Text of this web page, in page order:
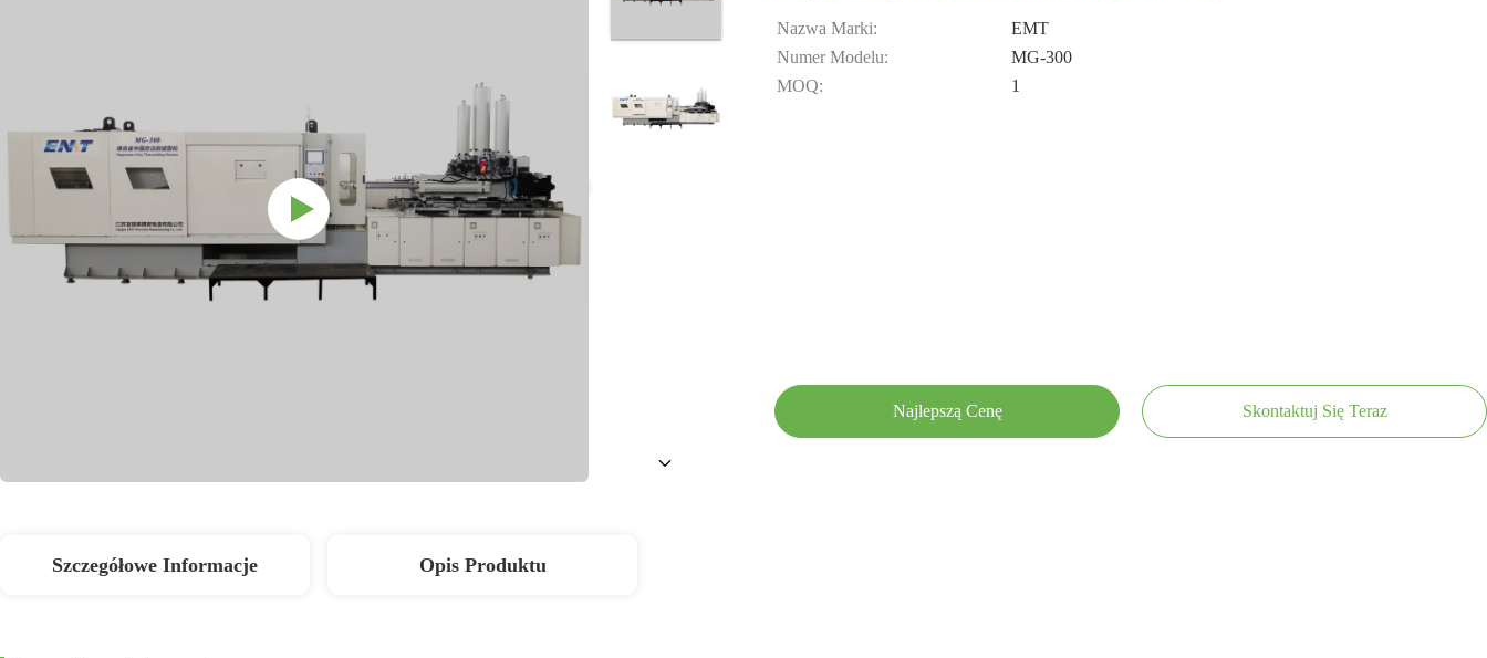
Nazwa Marki:
EMT
Numer Modelu:
MG-300
MOQ:
1
Najlepszą Cenę Skontaktuj Się Teraz
Szczegółowe Informacje Opis Produktu